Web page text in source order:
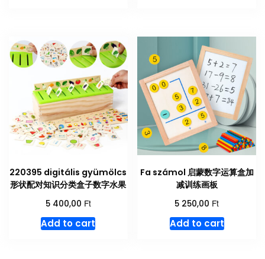
220395 digitális gyümölcs
形状配对知识分类盒子数字水果
5 400,00 Ft
Add to cart
Fa számol 启蒙数字运算盒加
减训练画板
5 250,00 Ft
Add to cart